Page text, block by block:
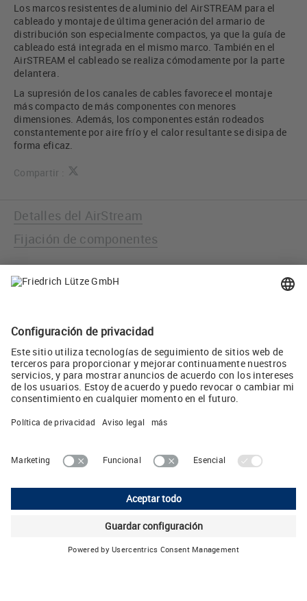
Los marcos resistentes de aluminio del AirSTREAM para el
cableado y montaje de última generación del armario de
distribución son especialmente compactos, ya que la guía de
cableado está integrada en el mismo marco. También en el
AirSTREAM el cableado se realiza cómodamente por la parte
delantera.
La supresión de los canales de cables favorece el montaje
más compacto de más componentes con menores
dimensiones. Además, los componentes están rodeados
constantemente por aire frío y el calor resultante se disipa de
forma eficaz.
Compartir :
Detalles del AirStream
Fijación de componentes
Montaje del AirSTREAM
Elección del perfil
AirSTREAM en el EPLAN Data Portal
LUTZE, S.L.
Camps i Fabrés 11, 1° 2° • E-08006 Barcelona
Teléphone: +34 93 285 7480 • E-Mail:info(at)lutze.es